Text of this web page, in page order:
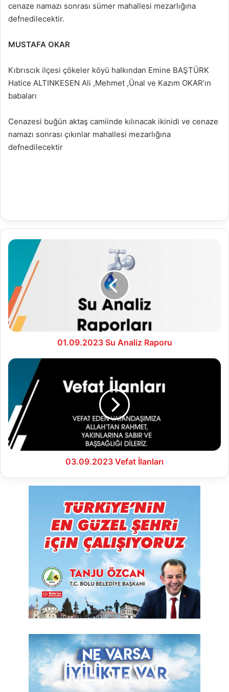
cenaze namazı sonrası sümer mahallesi mezarlığına
defnedilecektir.
MUSTAFA OKAR
Kıbrıscık ilçesi çökeler köyü halkından Emine BAŞTÜRK
Hatice ALTINKESEN Ali ,Mehmet ,Ünal ve Kazım OKAR’ın
babaları
Cenazesi buğün aktaş camiinde kılınacak ikinidi ve cenaze
namazı sonrası çıkınlar mahallesi mezarlığına
defnedilecektir
01.09.2023
Raporu
01.09.2023 Su Analiz Raporu
03.09.2023
03.09.2023 Vefat İlanları